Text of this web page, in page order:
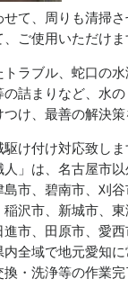
て、周りも清掃さ
ご使用いただけま
ラブル、蛇口の水
の詰まりなど、水
け、最善の解決策
け付け対応致し
人」は、名古屋市
島市、碧南市、刈
稲沢市、新城市、
市、田原市、愛
内全域で地元愛知
・洗浄等の作業